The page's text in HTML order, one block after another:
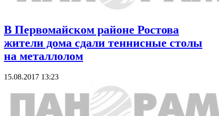
В Первомайском районе Ростова
жители дома сдали теннисные столы
на металлолом
15.08.2017 13:23